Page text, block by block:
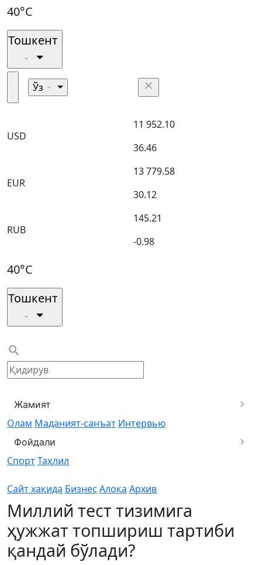
40°C
Тошкент
Ўз
USD
11 952.10
36.46
EUR
13 779.58
30.12
RUB
145.21
-0.98
40°C
Тошкент
Жамият
Олам Маданият-санъат Интервью
Фойдали
СпортТаҳлил
Сайт хақида Бизнес Алоқа Архив
Миллий тест тизимига
ҳужжат топшириш тартиби
қандай бўлади?